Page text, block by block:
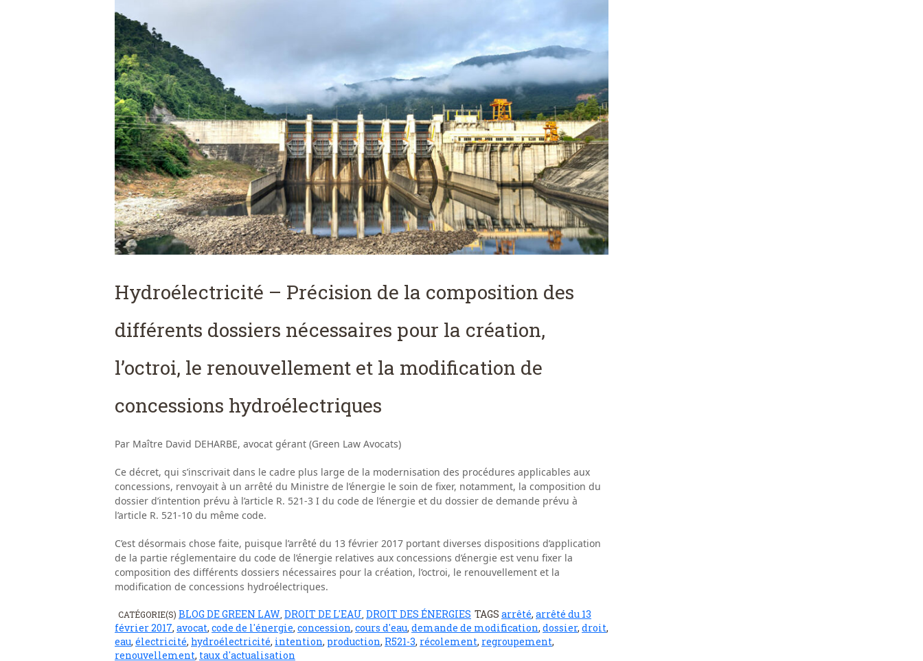
Hydroélectricité – Précision de la composition des
différents dossiers nécessaires pour la création,
l’octroi, le renouvellement et la modification de
concessions hydroélectriques
Par Maître David DEHARBE, avocat gérant (Green Law Avocats)
Ce décret, qui s’inscrivait dans le cadre plus large de la modernisation des procédures applicables aux
concessions, renvoyait à un arrêté du Ministre de l’énergie le soin de fixer, notamment, la composition du
dossier d’intention prévu à l’article R. 521-3 I du code de l’énergie et du dossier de demande prévu à
l’article R. 521-10 du même code.
C’est désormais chose faite, puisque l’arrêté du 13 février 2017 portant diverses dispositions d’application
de la partie réglementaire du code de l’énergie relatives aux concessions d’énergie est venu fixer la
composition des différents dossiers nécessaires pour la création, l’octroi, le renouvellement et la
modification de concessions hydroélectriques.
CATÉGORIE(S) BLOG DE GREEN LAW DROIT DE L'EAU DROIT DES ÉNERGIES TAGS arrêté, arrêté du 13
février 2017, avocat, code de l'énergie, concession, cours d'eau, demande de modification, dossier, droit,
eau, électricité, hydroélectricité, intention, production, R521-3, récolement, regroupement,
renouvellement, taux d'actualisation